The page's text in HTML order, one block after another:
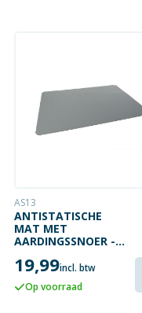
AS13
ANTISTATISCHE
MAT MET
AARDINGSSNOER -
19,99incl. btw
Op voorraad